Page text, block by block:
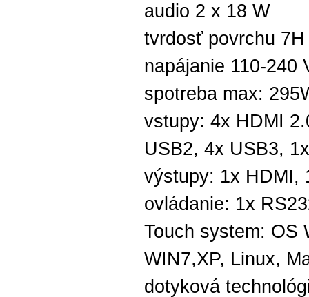
audio 2 x 18 W
tvrdosť povrchu 7H
napájanie 110-240
spotreba max:
vstupy: 4x HDMI
USB2, 4x USB3,
výstupy: 1x HDMI,
ovládanie: 1x
Touch system: OS
WIN7,XP, Linux,
dotyková